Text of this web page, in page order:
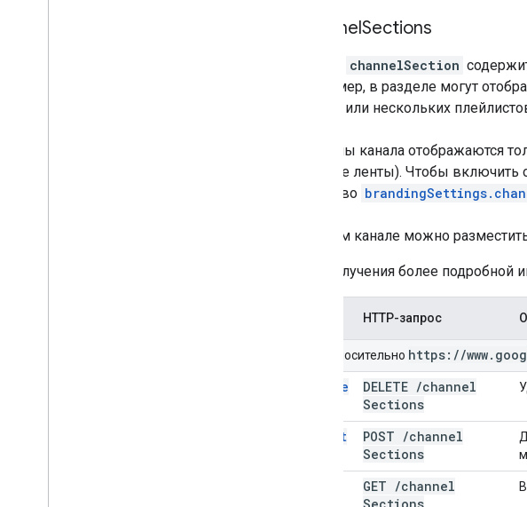
ChannelSections
channelSection
Например, в разделе могут
одного или нескольких
Разделы канала отображаются
режиме ленты). Чтобы включить
свойство
В одном канале можно
Для получения более подробной
HTTP-запрос
URI относительно https: //www.
delete
DELETE /channel
Sections
insert POST /channel
Sections
GET /channel